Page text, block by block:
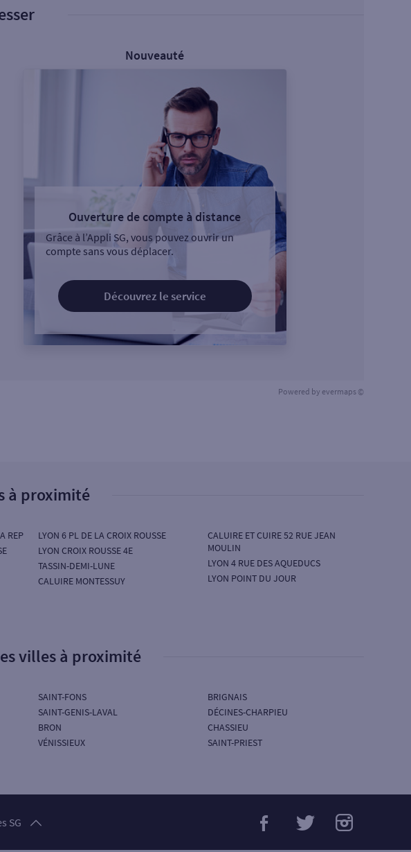
Nouveauté
Ouverture de compte à distance
Grâce à l’Appli SG, vous pouvez ouvrir un
compte sans vous déplacer.
Découvrez le service
Powered by evermaps ©
à proximité
REP
LYON 6 PL DE LA CROIX ROUSSE
LYON CROIX ROUSSE 4E
TASSIN-DEMI-LUNE
CALUIRE MONTESSUY
CALUIRE ET CUIRE 52 RUE JEAN
MOULIN
LYON 4 RUE DES AQUEDUCS
LYON POINT DU JOUR
villes à proximité
SAINT-FONS
SAINT-GENIS-LAVAL
BRON
VÉNISSIEUX
BRIGNAIS
DÉCINES-CHARPIEU
CHASSIEU
SAINT-PRIEST
SG